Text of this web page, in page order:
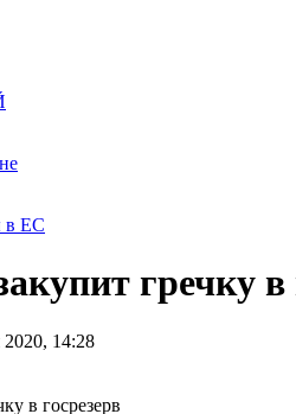
в ЕС
гречку в
14:28